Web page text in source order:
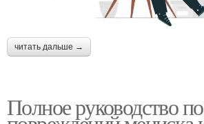
читать дальше →
Полное руководство